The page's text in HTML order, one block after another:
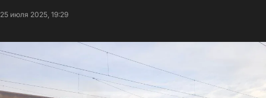
25 июля 2025, 19:29